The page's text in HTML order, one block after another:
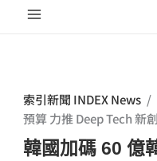
索引新聞 INDEX News /
預算 力推 Deep Tech 新
韓國加碼 60 億